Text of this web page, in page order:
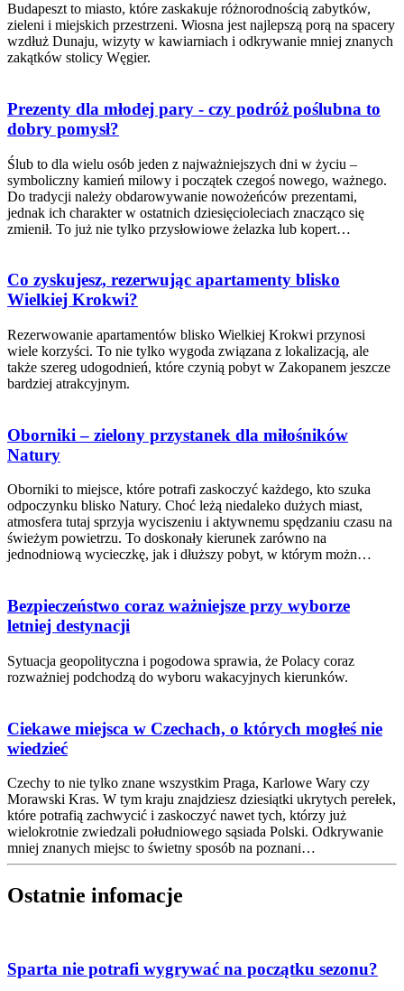
Budapeszt to miasto, które zaskakuje różnorodnością zabytków,
zieleni i miejskich przestrzeni. Wiosna jest najlepszą porą na spacery
wzdłuż Dunaju, wizyty w kawiarniach i odkrywanie mniej znanych
zakątków stolicy Węgier.
Prezenty dla młodej pary - czy podróż poślubna to
dobry pomysł?
Ślub to dla wielu osób jeden z najważniejszych dni w życiu –
symboliczny kamień milowy i początek czegoś nowego, ważnego.
Do tradycji należy obdarowywanie nowożeńców prezentami,
jednak ich charakter w ostatnich dziesięcioleciach znacząco się
zmienił. To już nie tylko przysłowiowe żelazka lub kopert…
Co zyskujesz, rezerwując apartamenty blisko
Wielkiej Krokwi?
Rezerwowanie apartamentów blisko Wielkiej Krokwi przynosi
wiele korzyści. To nie tylko wygoda związana z lokalizacją, ale
także szereg udogodnień, które czynią pobyt w Zakopanem jeszcze
bardziej atrakcyjnym.
Oborniki – zielony przystanek dla miłośników
Natury
Oborniki to miejsce, które potrafi zaskoczyć każdego, kto szuka
odpoczynku blisko Natury. Choć leżą niedaleko dużych miast,
atmosfera tutaj sprzyja wyciszeniu i aktywnemu spędzaniu czasu na
świeżym powietrzu. To doskonały kierunek zarówno na
jednodniową wycieczkę, jak i dłuższy pobyt, w którym możn…
Bezpieczeństwo coraz ważniejsze przy wyborze
letniej destynacji
Sytuacja geopolityczna i pogodowa sprawia, że Polacy coraz
rozważniej podchodzą do wyboru wakacyjnych kierunków.
Ciekawe miejsca w Czechach, o których mogłeś nie
wiedzieć
Czechy to nie tylko znane wszystkim Praga, Karlowe Wary czy
Morawski Kras. W tym kraju znajdziesz dziesiątki ukrytych perełek,
które potrafią zachwycić i zaskoczyć nawet tych, którzy już
wielokrotnie zwiedzali południowego sąsiada Polski. Odkrywanie
mniej znanych miejsc to świetny sposób na poznani…
Ostatnie infomacje
Sparta nie potrafi wygrywać na początku sezonu?